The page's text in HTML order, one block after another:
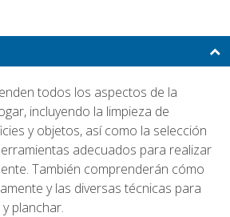
todos los aspectos de la
incluyendo la limpieza de
y objetos, así como la selección
adecuados para realizar
También comprenderán cómo
y las diversas técnicas para
planchar.